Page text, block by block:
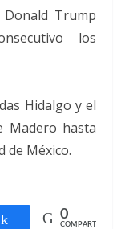
Donald Trump
los
Hidalgo y el
Madero hasta
de México.
Compartir
0
COMPARTIR